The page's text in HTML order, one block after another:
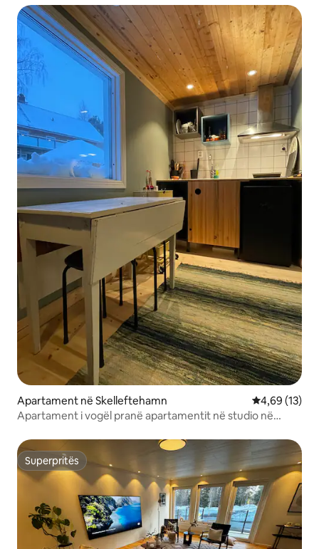
Apartament në Skelleftehamn Vlerësimi
4,69 (13)
Apartament i vogël pranë apartamentit në studio në
Superpritës
Superpritës